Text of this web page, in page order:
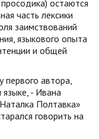
остаются
часть лексики
заимствований
языкового опыта
и общей
первого автора,
языке, - Ивана
Полтавка»
говорить на